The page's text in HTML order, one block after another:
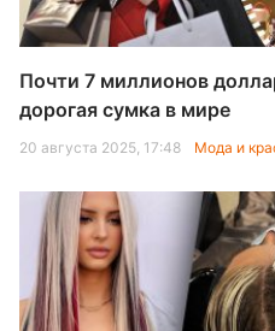
Почти 7 миллионов
дорогая сумка в мире
20 августа 2025, 17:48 Мода и